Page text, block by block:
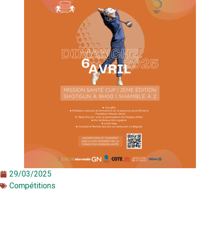
29/03/2025
Compétitions